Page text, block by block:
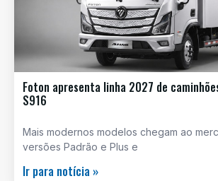
Foton apresenta linha 2027 de
S916
Mais modernos modelos chegam ao
versões Padrão e Plus e
Ir para notícia »